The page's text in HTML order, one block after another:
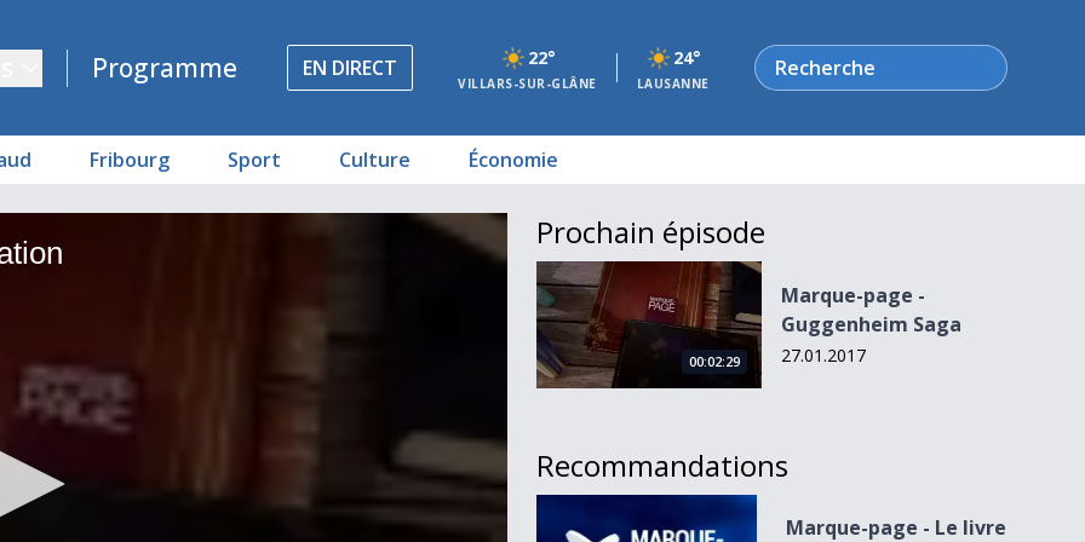
Programme EN DIRECT 22°
VILLARS-SUR-GLÂNE
24°
LAUSANNE
Rechercher
Fribourg Sport Culture Économie
Prochain épisode
Marque-page - Guggenheim Saga
00:02:29
Marque-page -
Guggenheim Saga
27.01.2017
Recommandations
Marque-page - Le livre du roi
Marque-page - Le livre